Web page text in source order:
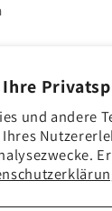
und andere